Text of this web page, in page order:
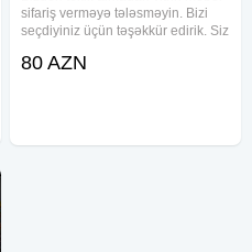
sifariş verməyə tələsməyin. Bizi
seçdiyiniz üçün təşəkkür edirik. Siz
xidmət göstərəcəyimizə tam
80 AZN